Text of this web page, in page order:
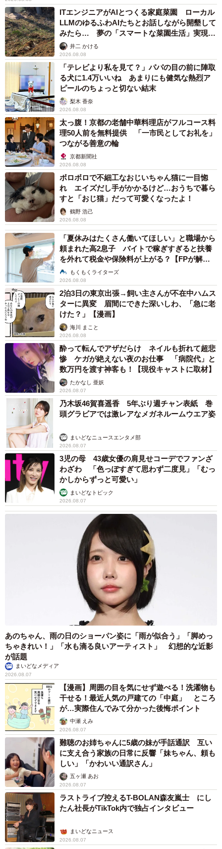
ITエンジニアがAIとつくる家庭菜園 ローカル
LLMのゆるふわAIたちとお話しながら開墾して
みたら… 夢の「スマートな菜園生活」実現な
るか井二 かける
2026.08.08
「テレビより私を見て？」パパの目の前に陣取
る犬に1.4万いいね あまりにも健気な熱烈ア
ピールのちょっと切ない結末
梨木 香奈
2026.08.08
太っ腹！京都の老舗中華料理店がフルコース料
理50人前を無料提供 「一市民としてお礼を」
つながる善意の輪
京都新聞社
2026.08.08
ボロボロで不細工なおじいちゃん猫に一目惚
れ エイズだし手がかかるけど…おうちで暮ら
すと「おじ猫」だって可愛くなったよ！
鶴野 浩己
2026.08.08
「夏休みはたくさん働いてほしい」と職場から
頼まれた高2息子 バイトで稼ぎすぎると扶養
を外れて税金や保険料が上がる？【FPが解
説】もくもくライターズ
2026.08.08
2泊3日の東京出張→飼い主さんが不在中ハムス
ターに異変 眉間にできた深いしわ、「急に老
けた？」【漫画】
海川 まこと
2026.08.08
酔って転んでアザだらけ ネイルも折れて超悲
惨 ケガが絶えない夜のお仕事 「病院代」と
数万円を渡す神客も！【現役キャストに取材】
たかなし 亜妖
2026.08.07
乃木坂46賀喜遥香 5年ぶり週チャン表紙 巻
頭グラビアでは激レアなメガネルームウエア姿
まいどなニュースエンタメ部
2026.08.07
3児の母 43歳女優の肩見せコーデでファンざ
わざわ 「色っぽすぎて思わず二度見」「むっ
かしからずっと可愛い」
まいどなトピック
2026.08.07
あのちゃん、雨の日のショーパン姿に「雨が似合う」「脚めっ
ちゃきれい！」「水も滴る良いアーティスト」 幻想的な近影
が話題
まいどなメディア
2026.08.07
【漫画】周囲の目を気にせず遊べる！洗濯物も
干せる！最近人気の戸建ての「中庭」 ところ
が…実際住んでみて分かった後悔ポイント
中瀬 えみ
2026.08.07
難聴のお姉ちゃんに5歳の妹が手話通訳 互い
に支え合う家族の日常に反響「妹ちゃん、頼も
しい」「かわいい通訳さん」
五ヶ瀬 あお
2026.08.07
ラストライブ控えるT-BOLAN森友嵐士 にし
たん社長がTikTok内で独占インタビュー
まいどなニュース
2026.08.07